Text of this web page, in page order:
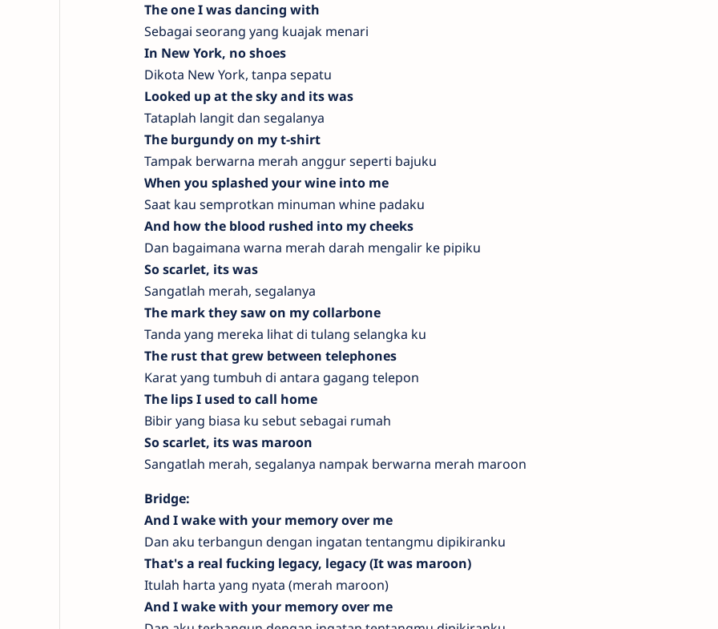
The one I was dancing with
Sebagai seorang yang kuajak menari
In New York, no shoes
Dikota New York, tanpa sepatu
Looked up at the sky and its was
Tataplah langit dan segalanya
The burgundy on my t-shirt
Tampak berwarna merah anggur seperti bajuku
When you splashed your wine into me
Saat kau semprotkan minuman whine padaku
And how the blood rushed into my cheeks
Dan bagaimana warna merah darah mengalir ke pipiku
So scarlet, its was
Sangatlah merah, segalanya
The mark thеy saw on my collarbone
Tanda yang mereka lihat di tulang selangka ku
The rust that grew bеtween telephones
Karat yang tumbuh di antara gagang telepon
The lips I used to call home
Bibir yang biasa ku sebut sebagai rumah
So scarlet, its was maroon
Sangatlah merah, segalanya nampak berwarna merah maroon
Bridge:
And I wake with your memory over me
Dan aku terbangun dengan ingatan tentangmu dipikiranku
That's a real fucking legacy, legacy (It was maroon)
Itulah harta yang nyata (merah maroon)
And I wake with your memory over me